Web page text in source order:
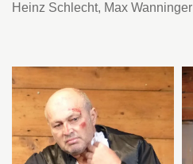
Heinz Schlecht, Max Wanninger